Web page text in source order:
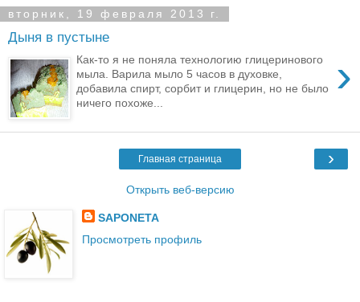
вторник, 19 февраля 2013 г.
Дыня в пустыне
›
Как-то я не поняла технологию глицеринового
мыла. Варила мыло 5 часов в духовке,
добавила спирт, сорбит и глицерин, но не было
ничего похоже...
›
Главная страница
Открыть веб-версию
SAPONETA
Просмотреть профиль